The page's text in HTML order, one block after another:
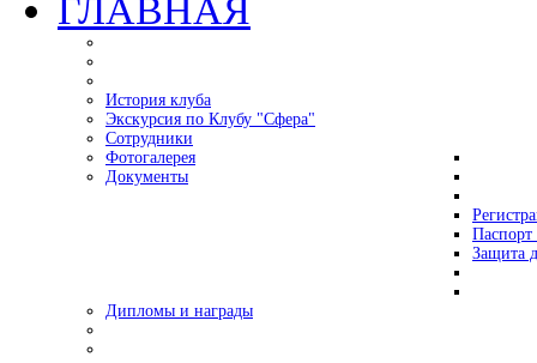
ГЛАВНАЯ
История клуба
Экскурсия по Клубу "Сфера"
Сотрудники
Фотогалерея
Документы
Паспорт
Защита
Дипломы и награды